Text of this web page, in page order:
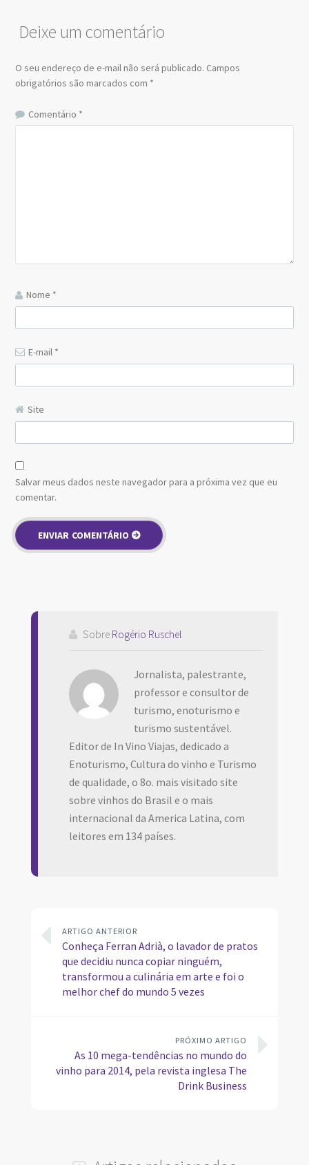
Deixe um comentário
O seu endereço de e-mail não será publicado. Campos
obrigatórios são marcados com *
Comentário *
Nome *
E-mail *
Site
Salvar meus dados neste navegador para a próxima vez que eu
comentar.
Sobre Rogério Ruschel
Jornalista, palestrante,
professor e consultor de
turismo, enoturismo e
turismo sustentável.
Editor de In Vino Viajas, dedicado a
Enoturismo, Cultura do vinho e Turismo
de qualidade, o 8o. mais visitado site
sobre vinhos do Brasil e o mais
internacional da America Latina, com
leitores em 134 países.
ARTIGO ANTERIOR
Conheça Ferran Adrià, o lavador de pratos
que decidiu nunca copiar ninguém,
transformou a culinária em arte e foi o
melhor chef do mundo 5 vezes
PRÓXIMO ARTIGO
As 10 mega-tendências no mundo do
vinho para 2014, pela revista inglesa The
Drink Business